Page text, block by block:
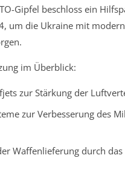
Gipfel beschloss ein
um die Ukraine mit
im Überblick:
zur Stärkung der
zur Verbesserung des
Waffenlieferung durch